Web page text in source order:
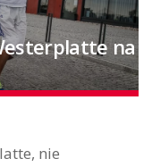
na
nie